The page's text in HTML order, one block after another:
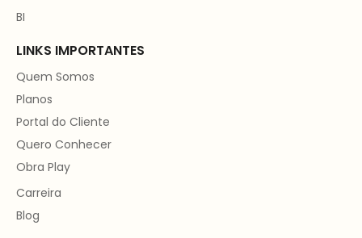
BI
LINKS IMPORTANTES
Quem Somos
Planos
Portal do Cliente
Quero Conhecer
Obra Play
Carreira
Blog